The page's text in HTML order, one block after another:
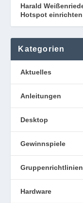
Harald
Hotspot einrichten
Kategorien
Aktuelles
Anleitungen
Desktop
Gewinnspiele
Gruppenrichtlinien
Hardware